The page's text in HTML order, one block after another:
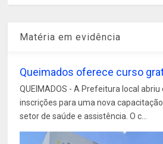
Matéria em evidência
Queimados oferece curso
QUEIMADOS - A Prefeitura local abriu
inscrições para uma nova
setor de saúde e assistência. O c...